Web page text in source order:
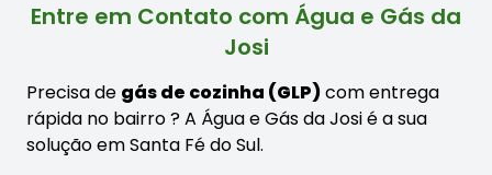
Entre em Contato com Água e Gás da
Josi
Precisa de gás de cozinha (GLP)com entrega
rápida no bairro? A Água e Gás da Josi é a sua
solução em Santa Fé do Sul.